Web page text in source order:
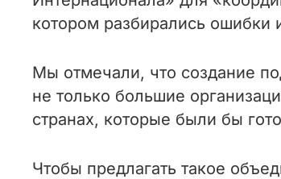
котором разбирались ошибки
Мы отмечали, что создание
не только большие
странах, которые были бы
Чтобы предлагать такое